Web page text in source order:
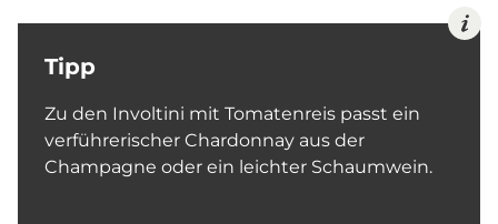
Tipp
Zu den Involtini mit Tomatenreis passt ein
verführerischer Chardonnay aus der
Champagne oder ein leichter Schaumwein.